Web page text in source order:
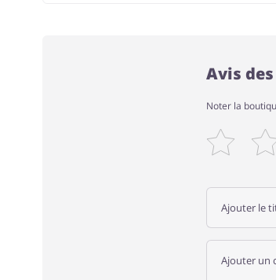
Avis
Noter la